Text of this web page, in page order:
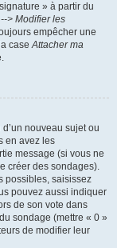
» à partir du
> Modifier les
empêcher une
caseAttacher ma
nouveau sujet ou
en avez les
message (si vous ne
créer des sondages).
possibles, saisissez
pouvez aussi indiquer
de son vote dans
sondage (mettre « 0 »
de modifier leur